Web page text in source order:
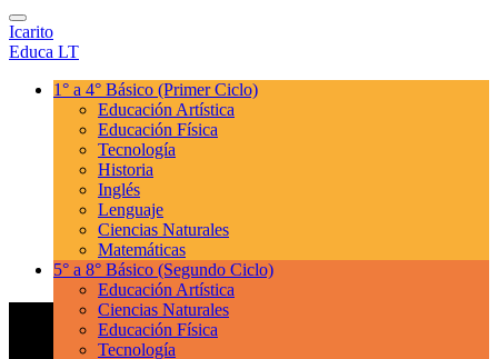
Icarito
Educa LT
1° a 4° Básico (Primer Ciclo)
Educación Artística
Educación Física
Tecnología
Historia
Inglés
Lenguaje
Ciencias Naturales
Matemáticas
5° a 8° Básico (Segundo Ciclo)
Educación Artística
Ciencias Naturales
Educación Física
Tecnología